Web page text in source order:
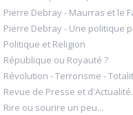
Pierre Debray - Maurras et le
Pierre Debray - Une politique
Politique et Religion
République ou Royauté ?
Révolution - Terrorisme -
Revue de Presse et
Rire ou sourire un peu...